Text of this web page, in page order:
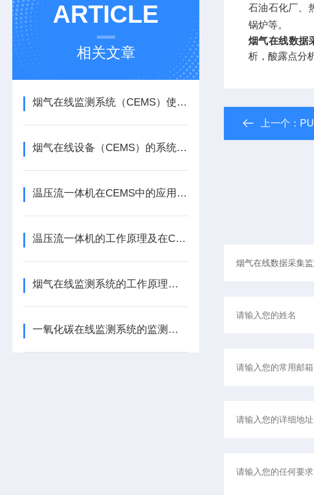
ARTICLE
相关文章
烟气在线监测系统（CEMS）使用注意事项及常见问题处理
烟气在线设备（CEMS）的系统组成与应用领域
温压流一体机在CEMS中的应用原理与方法
温压流一体机的工作原理及在CEMS中的应用
烟气在线监测系统的工作原理及其应用领域详解
一氧化碳在线监测系统的监测原理（在精度、抗干扰能力、量程）有哪些差异？
石油石化厂、
锅炉等。
烟气在线数据
析，酸露点分
上一个：